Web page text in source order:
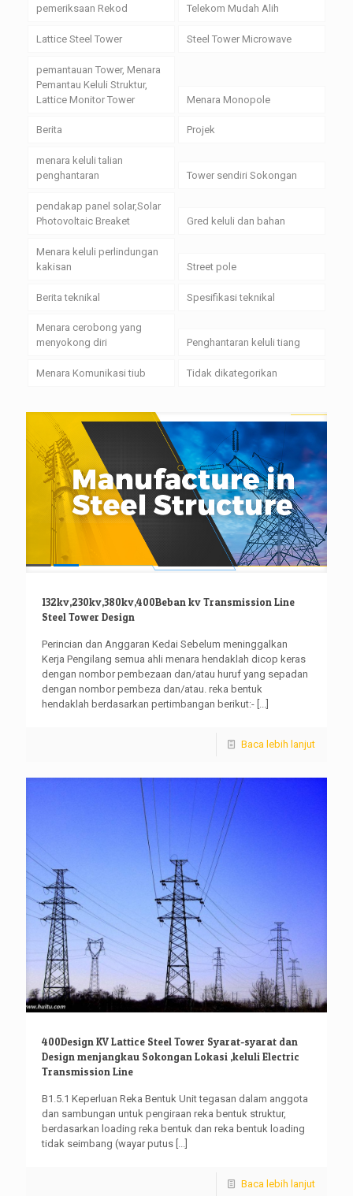
pemeriksaan Rekod
Telekom Mudah Alih
Lattice Steel Tower Steel Tower Microwave
pemantauan Tower, Menara
Pemantau Keluli Struktur,
Lattice Monitor Tower
Menara Monopole
Berita Projek
menara keluli talian
penghantaran
Tower sendiri Sokongan
pendakap panel solar,Solar
Photovoltaic Breaket
Gred keluli dan bahan
Menara keluli perlindungan
kakisan
Street pole
Berita teknikal Spesifikasi teknikal
Menara cerobong yang
menyokong diri
Penghantaran keluli tiang
Menara Komunikasi tiub Tidak dikategorikan
132kv,230kv,380kv,400Beban kv Transmission Line
Steel Tower Design
Perincian dan Anggaran Kedai Sebelum meninggalkan
Kerja Pengilang semua ahli menara hendaklah dicop keras
dengan nombor pembezaan dan/atau huruf yang sepadan
dengan nombor pembeza dan/atau. reka bentuk
hendaklah berdasarkan pertimbangan berikut:-
Baca lebih lanjut
400Design KV Lattice Steel Tower Syarat-syarat dan
Design menjangkau Sokongan Lokasi ,keluli Electric
Transmission Line
B1.5.1 Keperluan Reka Bentuk Unit tegasan dalam anggota
dan sambungan untuk pengiraan reka bentuk struktur,
berdasarkan loading reka bentuk dan reka bentuk loading
tidak seimbang (wayar putus [...]
Baca lebih lanjut